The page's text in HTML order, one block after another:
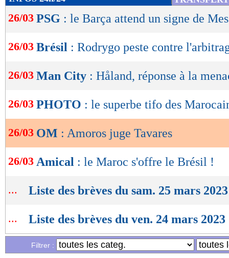
de
lecture
OK
26/03 PSG : le Barça attend un signe de
26/03 Brésil : Rodrygo peste contre
26/03 Man City : Håland, réponse à la
26/03 PHOTO : le superbe tifo des
26/03 OM : Amoros juge Tavares
26/03 Amical : le Maroc s'offre le Brésil !
... Liste des brèves du sam. 25 mars 2023
... Liste des brèves du ven. 24 mars 2023
Filtrer :